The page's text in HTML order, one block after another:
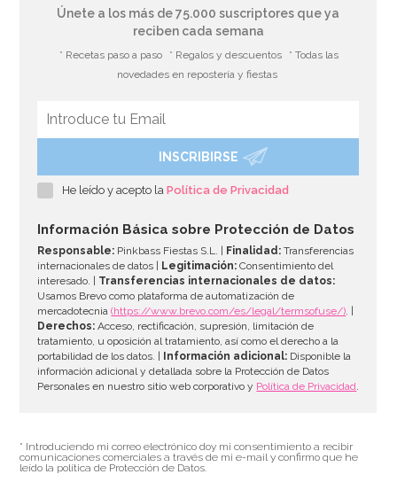
Únete a los más de 75.000 suscriptores que ya
reciben cada semana
* Recetas paso a paso * Regalos y descuentos
* Todas las
novedades en repostería y fiestas
INSCRIBIRSE
He leído y acepto laPolítica de Privacidad
Información Básica sobre Protección de Datos
Responsable: Pinkbass Fiestas S.L. | Finalidad: Transferencias
internacionales de datos |
Legitimación: Consentimiento del
interesado. | Transferencias internacionales de datos:
Usamos Brevo como plataforma de automatización de
mercadotecnia(https://www.brevo.com/es/legal/termsofuse/). |
Derechos: Acceso, rectificación, supresión, limitación de
tratamiento, u oposición al tratamiento, así como el derecho a la
portabilidad de los datos. |
Información adicional: Disponible la
información adicional y detallada sobre la Protección de Datos
Personales en nuestro sitio web corporativo y Política de Privacidad.
* Introduciendo mi correo electrónico doy mi consentimiento a recibir
comunicaciones comerciales a través de mi e-mail y confirmo que he
leído la política de Protección de Datos.